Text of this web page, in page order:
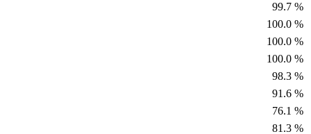
99.7 %
100.0 %
100.0 %
100.0 %
98.3 %
91.6 %
76.1 %
81.3 %